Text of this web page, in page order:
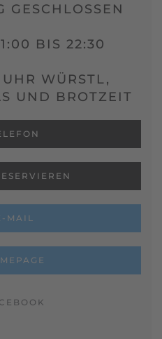
GESCHLOSSEN
BIS 22:30
WÜRSTL,
UND BROTZEIT
MAIL